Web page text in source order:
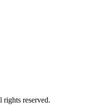
rights reserved.